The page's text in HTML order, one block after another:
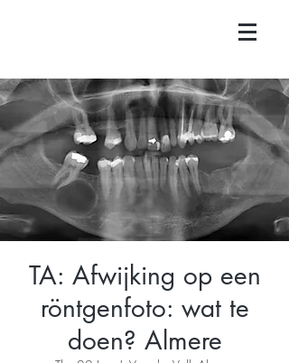
TA: Afwijking op een
röntgenfoto: wat te
doen? Almere